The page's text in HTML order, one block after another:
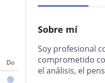
Do
Sobre mí
Soy profesional
comprometido
el análisis, el